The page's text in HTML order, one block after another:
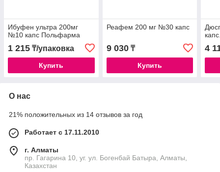
Ибуфен ультра 200мг
№10 капс Польфарма
1 215 ₸/упаковка
Купить
Реафем 200 мг №30 капс
9 030₸
Купить
4
О нас
21% положительных из 14 отзывов за год
Работает с 17.11.2010
г. Алматы
пр. Гагарина 10, уг. ул. Богенбай Батыра, Алматы,
Казахстан